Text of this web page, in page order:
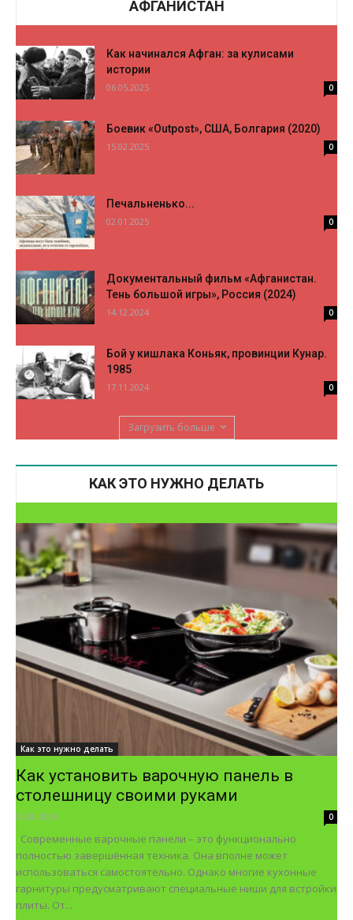
АФГАНИСТАН
Как начинался Афган: за кулисами
истории
06.05.2025 0
Боевик «Outpost», США, Болгария (2020)
15.02.2025 0
Печальненько...
02.01.2025 0
Документальный фильм «Афганистан.
Тень большой игры», Россия (2024)
14.12.2024 0
Бой у кишлака Коньяк, провинции Кунар.
1985
17.11.2024 0
Загрузить больше
КАК ЭТО НУЖНО ДЕЛАТЬ
Как это нужно делать
Как установить варочную панель в
столешницу своими руками
05.08.2026 0
Современные варочные панели – это функционально
полностью завершённая техника. Она вполне может
использоваться самостоятельно. Однако многие кухонные
гарнитуры предусматривают специальные ниши для встройки
плиты. От...